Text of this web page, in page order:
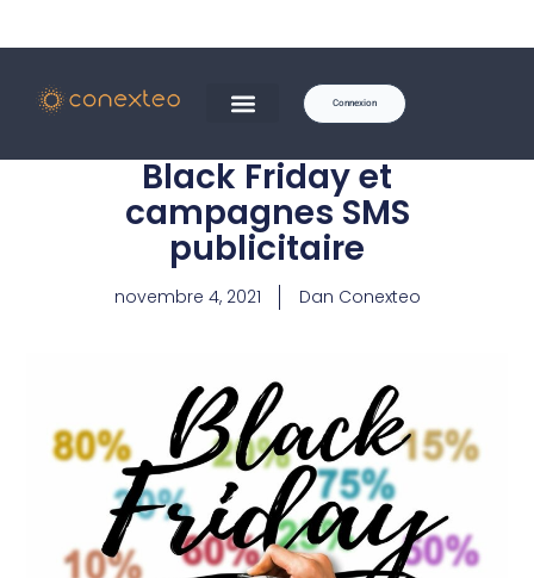
Connexion
Black Friday et
campagnes SMS
publicitaire
novembre 4, 2021 Dan Conexteo